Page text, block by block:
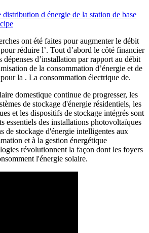
ont été faites pour augmenter le débit
réduire l’. Tout d’abord le côté financier
dépenses d’installation par rapport au débit
de la consommation d’énergie et de
la . La consommation électrique de.
domestique continue de progresser, les
de stockage d'énergie résidentiels, les
et les dispositifs de stockage intégrés sont
essentiels des installations photovoltaïques
de stockage d'énergie intelligentes aux
et à la gestion énergétique
révolutionnent la façon dont les foyers
l'énergie solaire.